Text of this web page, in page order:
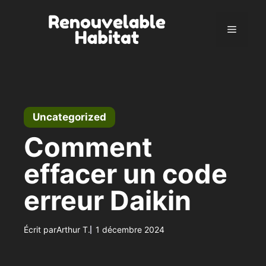
Menu
Uncategorized
Comment
effacer un code
erreur Daikin
Écrit parArthur T. 1 décembre 2024